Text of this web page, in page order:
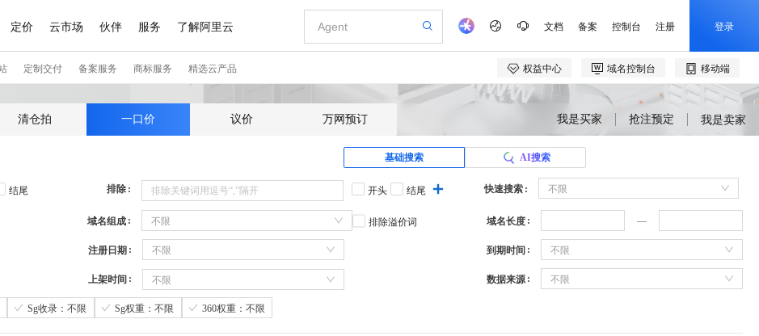
清仓拍 一口价 议价 万网预订 我是买家 抢注预定 我是卖家
基础搜索 AI搜索
结尾 排除 开头 结尾 快速搜索 不限
域名组成 不限 排除溢价词 域名长度
注册日期 不限 到期时间 不限
上架时间 不限 数据来源 不限
Sg收录：不限 Sg权重：不限 360权重：不限